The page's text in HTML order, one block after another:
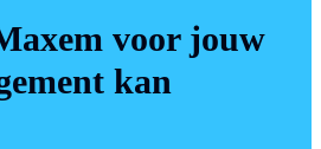
voor jouw
kan